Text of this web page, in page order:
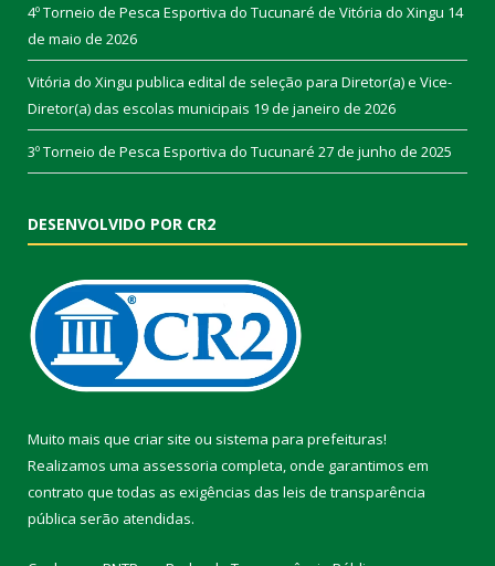
4º Torneio de Pesca Esportiva do Tucunaré de Vitória do Xingu 14
de maio de 2026
Vitória do Xingu publica edital de seleção para Diretor(a) e Vice-
Diretor(a) das escolas municipais 19 de janeiro de 2026
3º Torneio de Pesca Esportiva do Tucunaré 27 de junho de 2025
DESENVOLVIDO POR CR2
Muito mais que criar site ou sistema para prefeituras!
Realizamos uma assessoria completa, onde garantimos em
contrato que todas as exigências das leis de transparência
pública serão atendidas.